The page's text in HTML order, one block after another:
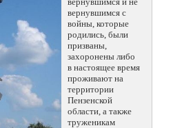
вернувшимся с
войны, которые
родились, были
призваны,
захоронены либо
в настоящее время
проживают на
территории
Пензенской
области, а также
труженикам